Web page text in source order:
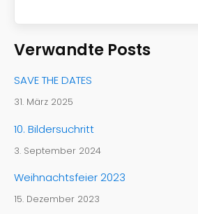
Verwandte Posts
SAVE THE DATES
31. März 2025
10. Bildersuchritt
3. September 2024
Weihnachtsfeier 2023
15. Dezember 2023